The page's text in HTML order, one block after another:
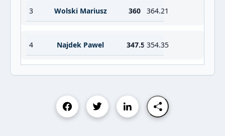
3 Wolski Mariusz 360 364.21
4 Najdek Pawel 347.5 354.35